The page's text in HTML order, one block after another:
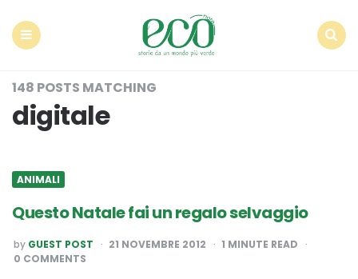
148 POSTS MATCHING
digitale
ANIMALI
Questo Natale fai un regalo selvaggio
POSTED
BY
by GUEST POST 21 NOVEMBRE 2012 1 MINUTE READ
0 COMMENTS